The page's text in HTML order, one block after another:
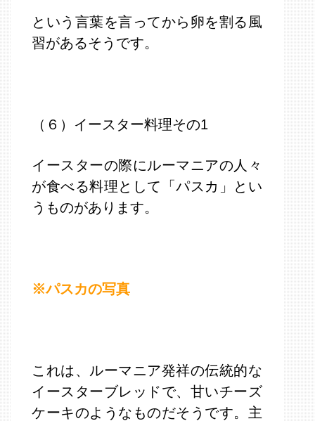
という言葉を言ってから卵を割る風
習があるそうです。
（６）イースター料理その1
イースターの際にルーマニアの人々
が食べる料理として「パスカ」とい
うものがあります。
※パスカの写真
これは、ルーマニア発祥の伝統的な
イースターブレッドで、甘いチーズ
ケーキのようなものだそうです。主